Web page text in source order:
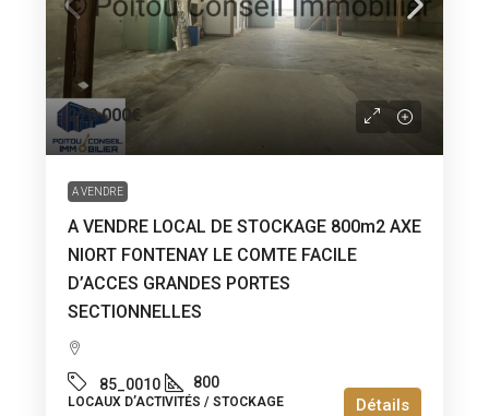
270 000€
A VENDRE
A VENDRE LOCAL DE STOCKAGE 800m2 AXE
NIORT FONTENAY LE COMTE FACILE
D’ACCES GRANDES PORTES
SECTIONNELLES
85_0010 800
LOCAUX D’ACTIVITÉS / STOCKAGE Détails